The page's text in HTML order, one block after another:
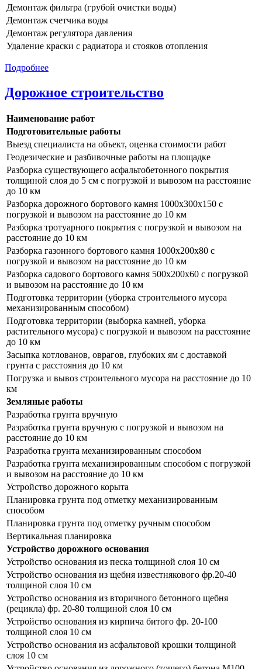
Демонтаж фильтра (грубой очистки воды)
Демонтаж счетчика воды
Демонтаж регулятора давления
Удаление краски с радиатора и стояков отопления
Подробнее
Дорожное строительство
Наименование работ
Подготовительные работы
Выезд специалиста на объект, оценка стоимости работ
Геодезические и разбивочные работы на площадке
Разборка существующего асфальтобетонного покрытия
толщиной слоя до 5 см с погрузкой и вывозом на расстояние
до 10 км
Разборка дорожного бортового камня 1000х300х150 с
погрузкой и вывозом на расстояние до 10 км
Разборка тротуарного покрытия с погрузкой и вывозом на
расстояние до 10 км
Разборка газонного бортового камня 1000х200х80 с
погрузкой и вывозом на расстояние до 10 км
Разборка садового бортового камня 500х200х60 с погрузкой
и вывозом на расстояние до 10 км
Подготовка территории (уборка строительного мусора
механизированным способом)
Подготовка территории (выборка камней, уборка
растительного мусора) с погрузкой и вывозом на расстояние
до 10 км
Засыпка котлованов, оврагов, глубоких ям с доставкой
грунта с расстояния до 10 км
Погрузка и вывоз строительного мусора на расстояние до 10
км
Земляные работы
Разработка грунта вручную
Разработка грунта вручную с погрузкой и вывозом на
расстояние до 10 км
Разработка грунта механизированным способом
Разработка грунта механизированным способом с погрузкой
и вывозом на расстояние до 10 км
Устройство дорожного корыта
Планировка грунта под отметку механизированным
способом
Планировка грунта под отметку ручным способом
Вертикальная планировка
Устройство дорожного основания
Устройство основания из песка толщиной слоя 10 см
Устройство основания из щебня известнякового фр.20-40
толщиной слоя 10 см
Устройство основания из вторичного бетонного щебня
(рецикла) фр. 20-80 толщиной слоя 10 см
Устройство основания из кирпича битого фр. 20-100
толщиной слоя 10 см
Устройство основания из асфальтовой крошки толщиной
слоя 10 см